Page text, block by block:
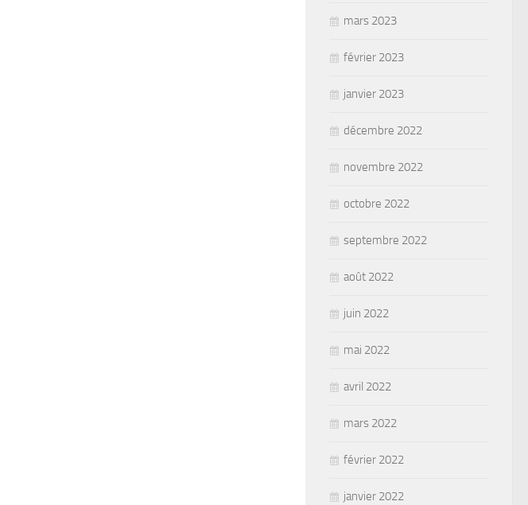
mars 2023
février 2023
janvier 2023
décembre 2022
novembre 2022
octobre 2022
septembre 2022
août 2022
juin 2022
mai 2022
avril 2022
mars 2022
février 2022
janvier 2022